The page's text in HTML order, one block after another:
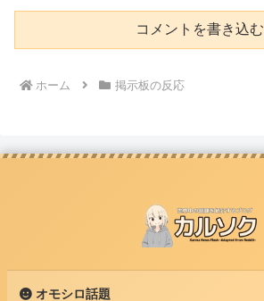
コメントを書き込む
ホーム 掲示板の反応
オモシロ話題